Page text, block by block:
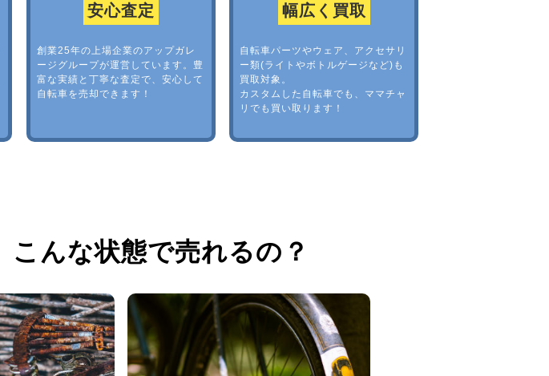
安心査定
創業25年の上場企業のアップガレ
ージグループが運営しています。豊
富な実績と丁寧な査定で、安心して
自転車を売却できます！
幅広く買取
自転車パーツやウェア、アクセサリ
ー類(ライトやボトルゲージなど)も
買取対象。
カスタムした自転車でも、ママチャ
リでも買い取ります！
こんな状態で売れるの？